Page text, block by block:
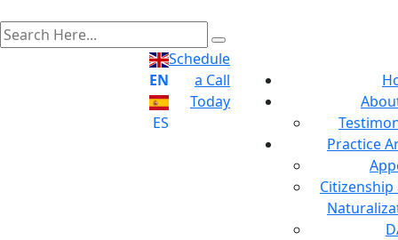
EN
ES
Schedule
a Call
Today
Practice
Citizenship